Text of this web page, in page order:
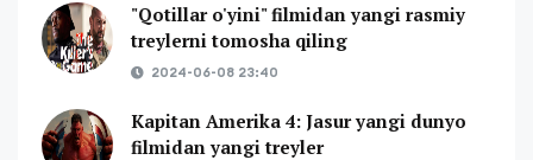
"Qotillar o'yini" filmidan yangi rasmiy
treylerni tomosha qiling
2024-06-08 23:40
Kapitan Amerika 4: Jasur yangi dunyo
filmidan yangi treyler